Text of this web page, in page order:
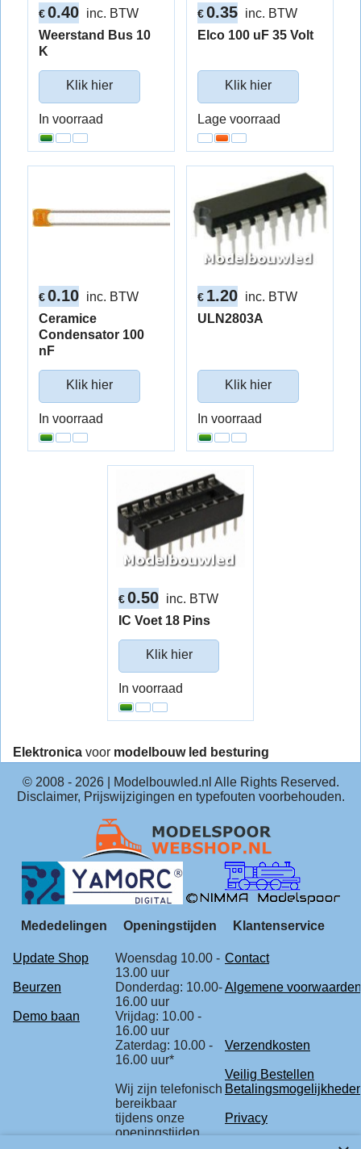
€ 0.40 inc. BTW
Weerstand Bus 10
K
Klik hier
In voorraad
€0.35 inc. BTW
Elco 100 uF 35 Volt
Klik hier
Lage voorraad
€ 0.10 inc. BTW
Ceramice
Condensator 100
nF
Klik hier
In voorraad
€ 1.20 inc. BTW
ULN2803A
Klik hier
In voorraad
€ 0.50
inc. BTW
IC Voet 18 Pins
Klik hier
In voorraad
Elektronica voor modelbouw led besturing
© 2008 - 2026| Modelbouwled.nl Alle Rights Reserved.
Disclaimer, Prijswijzigingen en typefouten voorbehouden.
Mededelingen Openingstijden Klantenservice
Update Shop
Woensdag 10.00 -
13.00 uur
Contact
Beurzen
Donderdag: 10.00-
16.00 uur
Algemene voorwaarden
Demo baan
Vrijdag: 10.00 -
16.00 uur
Zaterdag: 10.00 -
16.00 uur*
Verzendkosten
Veilig Bestellen
Wij zijn telefonisch
bereikbaar
tijdens onze
openingstijden.
Privacy